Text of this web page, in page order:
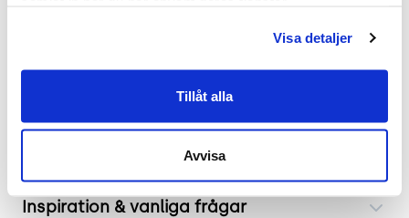
Visa detaljer
Tillåt alla
Avvisa
bibliotek eller som ett snyggt tillskott i
Frakt & leverans
Inspiration & vanliga frågar